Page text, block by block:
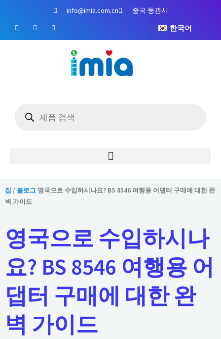
로
info@imia.com.cn 중국 둥관시
페
이
스
유
튜
브
인
스
타
한국어
집 / 블로그 영국으로 수입하시나요? BS 8546 여행용 어댑터 구매에 대한 완
벽 가이드
영국으로 수입하시나
요? BS 8546 여행용 어
댑터 구매에 대한 완
벽 가이드